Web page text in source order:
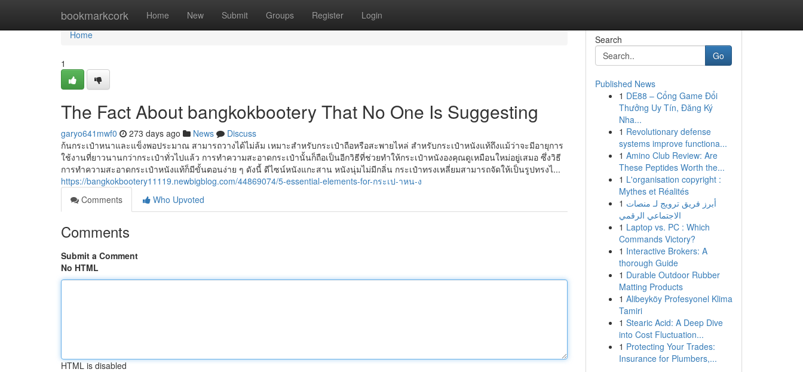
bookmarkcork Home New Submit Groups Register Login
Home
Home
1
The Fact About bangkokbootery That No One Is Suggesting
garyo641mwf0 273 days ago News
Discuss
ก้นกระเป๋าหนาและแข็งพอประมาณ สามารถวางได้ไม่ล้ม เหมาะสำหรับกระเป๋าถือหรือสะพายไหล่ สำหรับกระเป๋าหนังแท้ถึงแม้ว่าจะมีอายุการ
ใช้งานที่ยาวนานกว่ากระเป๋าทั่วไปแล้ว การทำความสะอาดกระเป๋านั้นก็ถือเป็นอีกวิธีที่ช่วยทำให้กระเป๋าหนังองคุณดูเหมือนใหม่อยู่เสมอ ซึ่งวิธี
การทำความสะอาดกระเป๋าหนังแท้ก็มีขั้นตอนง่าย ๆ ดังนี้ ดีไซน์หนังแกะสาน หนังนุ่มไม่มีกลิ่น กระเป๋าทรงเหลี่ยมสามารถจัดให้เป็นรูปทรงไ...
https://bangkokbootery11119.newbigblog.com/44869074/5-essential-elements-for-กระเป-าหน-ง
Comments
Who Upvoted
Comments
Submit a Comment
No HTML
HTML is disabled
Search
Go
Published News
1 DE88 – Cổng Game Đổi
Thưởng Uy Tín, Đăng Ký
Nha...
1 Revolutionary defense
systems improve functiona...
1 Amino Club Review: Are
These Peptides Worth the...
1 L'organisation copyright :
Mythes et Réalités
1 أبرز فريق ترويج لـ منصات
الاجتماعي الرقمي
1 Laptop vs. PC : Which
Commands Victory?
1 Interactive Brokers: A
thorough Guide
1 Durable Outdoor Rubber
Matting Products
1 Alibeyköy Profesyonel Klima
Tamiri
1 Stearic Acid: A Deep Dive
into Cost Fluctuation...
1 Protecting Your Trades:
Insurance for Plumbers,...